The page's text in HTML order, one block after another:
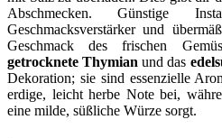
Abschmecken. Günstige
Geschmacksverstärker und
Geschmack des frischen
getrocknete Thymian und das
Dekoration; sie sind essenzielle
erdige, leicht herbe Note bei,
eine milde, süßliche Würze sorgt.